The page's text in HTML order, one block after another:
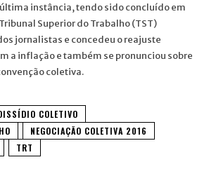
instância, tendo sido concluído em
Superior do Trabalho (TST)
jornalistas e concedeu o reajuste
a inflação e também se pronunciou sobre
coletiva.
COLETIVO
NEGOCIAÇÃO COLETIVA 2016
TRT